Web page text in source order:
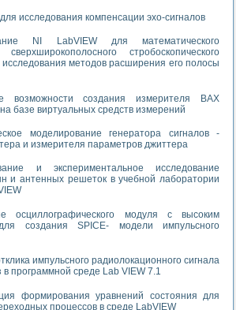
исследования компенсации эхо-сигналов
NI LabVIEW для математического
стробоскопического
методов расширения его полосы
возможности создания измерителя ВАХ
базе виртуальных средств измерений
моделирование генератора сигналов -
и измерителя параметров джиттера
и экспериментальное исследование
и антенных решеток в учебной лаборатории
осциллографического модуля с высоким
создания SPICE- модели импульсного
импульсного радиолокационного сигнала
в программной среде Lab VIEW 7.1
формирования уравнений состояния для
процессов в среде LabVIEW